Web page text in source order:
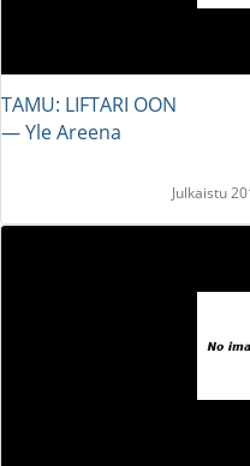
TAMU: LIFTARI OON
― Yle Areena
Julkaistu